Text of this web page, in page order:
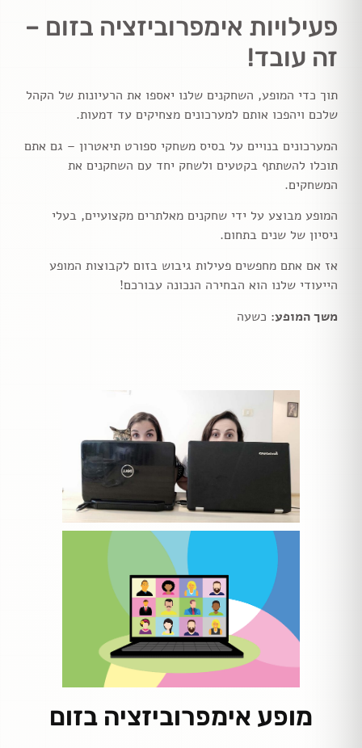
פעילויות אימפרוביזציה בזום –
זה עובד!
תוך כדי המופע, השחקנים שלנו יאספו את הרעיונות של הקהל
שלכם ויהפכו אותם למערכונים מצחיקים עד דמעות.
המערכונים בנויים על בסיס משחקי ספורט תיאטרון – גם אתם
תוכלו להשתתף בקטעים ולשחק יחד עם השחקנים את
המשחקים.
המופע מבוצע על ידי שחקנים מאלתרים מקצועיים, בעלי
ניסיון של שנים בתחום.
אז אם אתם מחפשים פעילות גיבוש בזום לקבוצות המופע
הייעודי שלנו הוא הבחירה הנכונה עבורכם!
משך המופע: כשעה
מופע אימפרוביזציה בזום